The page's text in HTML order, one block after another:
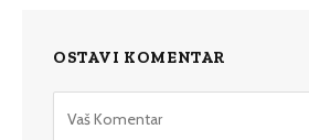
OSTAVI KOMENTAR